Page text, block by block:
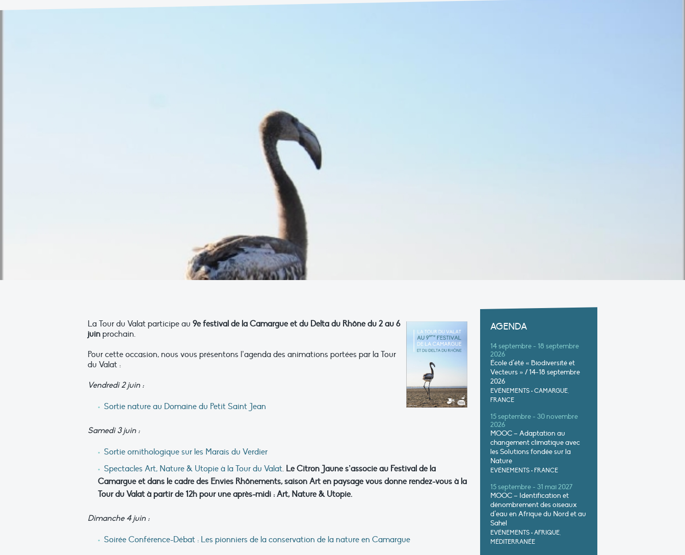
La Tour du Valat participe au 9e festival de la Camargue et du Delta du Rhône du 2 au 6
juin prochain.
Pour cette occasion, nous vous présentons l’agenda des animations portées par la Tour
du Valat :
Vendredi 2 juin :
Sortie nature au Domaine du Petit Saint Jean
Samedi 3 juin :
Sortie ornithologique sur les Marais du Verdier
Spectacles Art, Nature & Utopie à la Tour du Valat. Le Citron Jaune s’associe au Festival de la
Camargue et dans le cadre des Envies Rhônements, saison Art en paysage vous donne rendez-vous à la
Tour du Valat à partir de 12h pour une après-midi : Art, Nature & Utopie.
Dimanche 4 juin :
Soirée Conférence-Débat : Les pionniers de la conservation de la nature en Camargue
AGENDA
14 septembre - 18 septembre
2026
École d’été « Biodiversité et
Vecteurs » / 14-18 septembre
2026
EVÉNEMENTS • CAMARGUE,
FRANCE
15 septembre - 30 novembre
2026
MOOC – Adaptation au
changement climatique avec
les Solutions fondée sur la
Nature
EVÉNEMENTS • FRANCE
15 septembre - 31 mai 2027
MOOC – Identification et
dénombrement des oiseaux
d’eau en Afrique du Nord et au
Sahel
EVÉNEMENTS • AFRIQUE,
MÉDITERRANÉE